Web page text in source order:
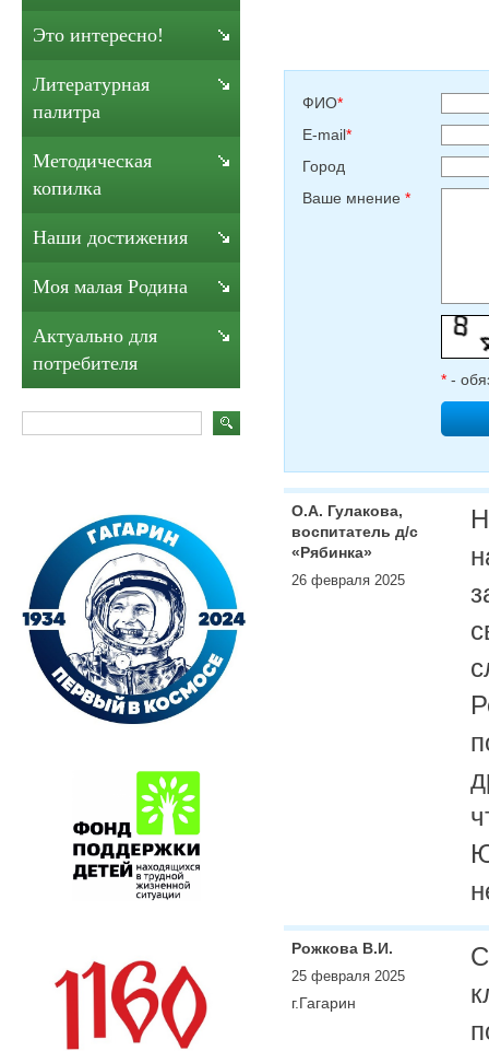
ФИО*
E-mail*
Город
Ваше мнение *
* -
О.А. Гулакова,
воспитатель д/с
«Рябинка»
26 февраля 2025
Рожкова В.И.
25 февраля 2025
г.Гагарин
Это интересно!
Литературная
палитра
Методическая
копилка
Наши достижения
Моя малая Родина
Актуально для
потребителя